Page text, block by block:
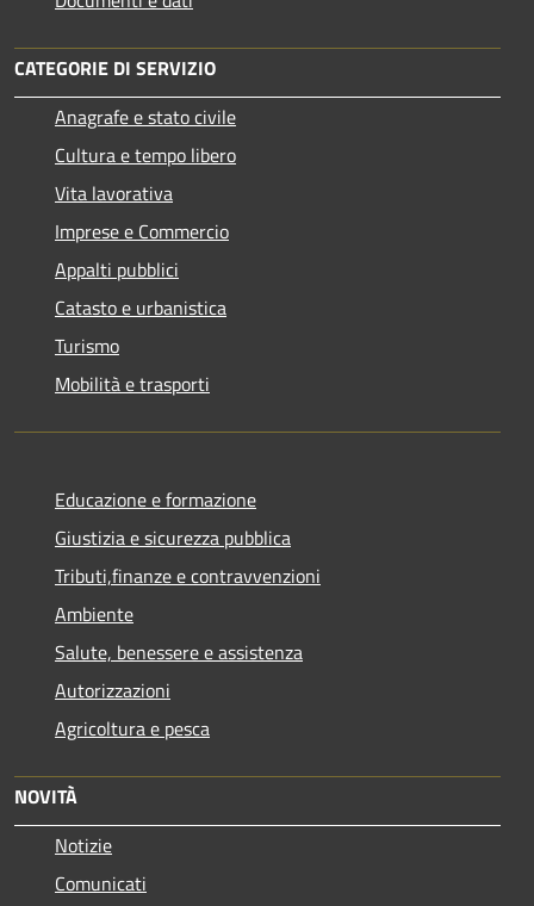
CATEGORIE DI SERVIZIO
Anagrafe e stato civile
Cultura e tempo libero
Vita lavorativa
Imprese e Commercio
Appalti pubblici
Catasto e urbanistica
Turismo
Mobilità e trasporti
Educazione e formazione
Giustizia e sicurezza pubblica
Tributi,finanze e contravvenzioni
Ambiente
Salute, benessere e assistenza
Autorizzazioni
Agricoltura e pesca
NOVITÀ
Notizie
Comunicati